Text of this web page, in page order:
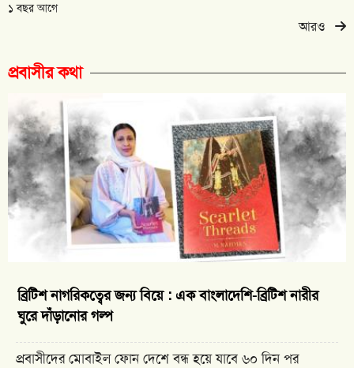
১ বছর আগে
আরও
প্রবাসীর কথা
ব্রিটিশ নাগরিকত্বের জন্য বিয়ে : এক বাংলাদেশি-ব্রিটিশ নারীর
ঘুরে দাঁড়ানোর গল্প
প্রবাসীদের মোবাইল ফোন দেশে বন্ধ হয়ে যাবে ৬০ দিন পর